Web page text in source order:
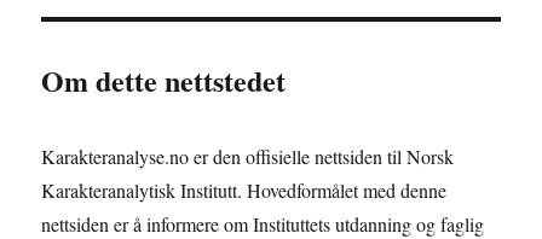
Om dette nettstedet
Karakteranalyse.no er den offisielle nettsiden til Norsk
Karakteranalytisk Institutt. Hovedformålet med denne
nettsiden er å informere om Instituttets utdanning og faglig